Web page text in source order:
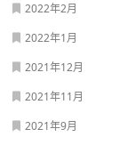
2022年2月
2022年1月
2021年12月
2021年11月
2021年9月